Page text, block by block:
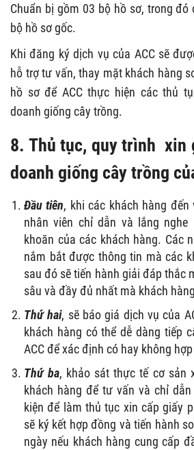
Chuẩn bị gồm 03 bộ hồ sơ, trong đó
bộ hồ sơ gốc.
Khi đăng ký dịch vụ của ACCsẽ
hỗ trợ tư vấn, thay mặt khách hàng
hồ sơ để ACCthực hiện các thủ
doanh giống cây trồng.
8. Thủ tục, quy trình xin
doanh giống cây trồng
Đầu tiên, khi các khách hàng đến
nhân viên chỉ dẫn và lắng nghe
khoăn của các khách hàng. Các
nắm bắt được thông tin mà các
sau đó sẽ tiến hành giải đáp thắc
sâu và đầy đủ nhất mà khách
Thứ hai, sẽ báo giá dịch vụ của
khách hàng có thể dễ dàng tiếp
ACCđể xác định có hay không
Thứ ba, khảo sát thực tế cơ sản
khách hàng để tư vấn và chỉ
kiện để làm thủ tục xin cấp giấy
sẽ ký kết hợp đồng và tiến hành
ngày nếu khách hàng cung cấp